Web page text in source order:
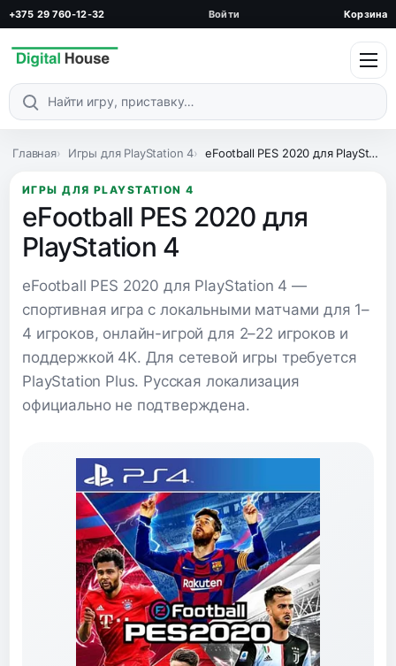
+375 29 760-12-32 Войти Корзина
Поиск по каталогу
Главная Игры для PlayStation 4 eFootball PES 2020 для PlayStation 4
ИГРЫ ДЛЯ PLAYSTATION 4
eFootball PES 2020 для
PlayStation 4
eFootball PES 2020 для PlayStation 4 —
спортивная игра с локальными матчами для 1–
4 игроков, онлайн-игрой для 2–22 игроков и
поддержкой 4K. Для сетевой игры требуется
PlayStation Plus. Русская локализация
официально не подтверждена.